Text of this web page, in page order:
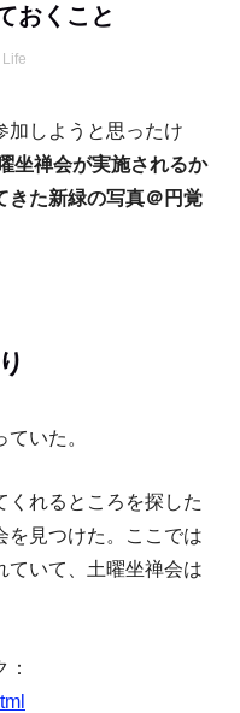
おくこと
Life
加しようと思ったけ
坐禅会が実施されるか
きた新緑の写真＠円覚
いた。
くれるところを探した
を見つけた。ここでは
ていて、土曜坐禅会は